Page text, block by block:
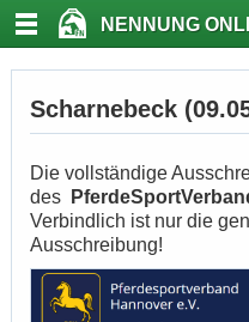
NENNUNG
Scharnebeck
Die vollständige
des
Verbindlich ist nur die
Ausschreibung!